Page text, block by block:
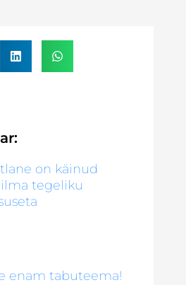
on käinud
tegeliku
enam tabuteema!